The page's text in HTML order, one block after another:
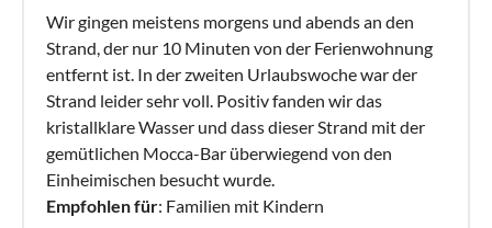
3. Wenn Sie sich entschieden haben zu buchen, senden Sie
uns eine kurze Mail zur Buchung.
4. Die Buchung wird durch uns bestätigt und Sie erhalten
einen vollständigen Mietvertrag inkl. Mietbedingungen.
5. Alle Zahlungen (An- und Schlusszahlung) werden von uns
bestätigt.
6. Vor Ihrer Anreise (in Verbindung mit der Schlusszahlung)
erhalten Sie noch unsere Gästeinformation mit wichtigen
Wir gingen meistens morgens und abends an den
Strand, der nur 10 Minuten von der Ferienwohnung
entfernt ist. In der zweiten Urlaubswoche war der
Strand leider sehr voll. Positiv fanden wir das
kristallklare Wasser und dass dieser Strand mit der
gemütlichen Mocca-Bar überwiegend von den
Einheimischen besucht wurde.
Empfohlen für: Familien mit Kindern